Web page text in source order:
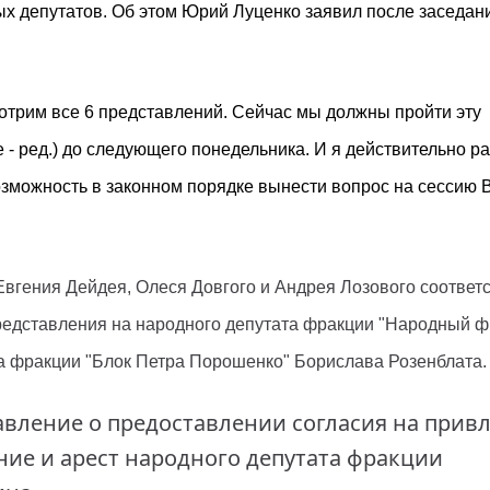
депутатов. Об этом Юрий Луценко заявил после
все 6 представлений. Сейчас мы должны пройти эту
ред.) до следующего понедельника. И я действительно
в законном порядке вынести вопрос на сессию
Дейдея, Олеся Довгого и Андрея Лозового
на народного депутата фракции "Народный
фракции "Блок Петра Порошенко" Борислава Розенблата.
о предоставлении согласия на
и арест народного депутата фракции